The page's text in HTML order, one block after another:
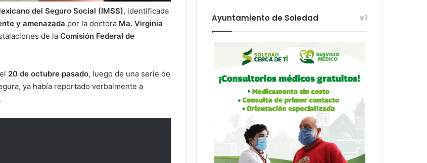
del Seguro Social (IMSS), identificada
y amenazada por la doctora Ma. Virginia
de la Comisión Federal de
20 de octubre pasado, luego de una serie de
ya había reportado verbalmente a
Ayuntamiento de Soledad